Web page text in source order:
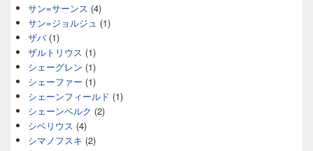
サン=サーンス (4)
サン=ジョルジュ (1)
ザバ(1)
ザルトリウス (1)
シェーグレン (1)
シェーファー (1)
シェーンフィールド (1)
シェーンベルク (2)
シベリウス (4)
シマノフスキ (2)